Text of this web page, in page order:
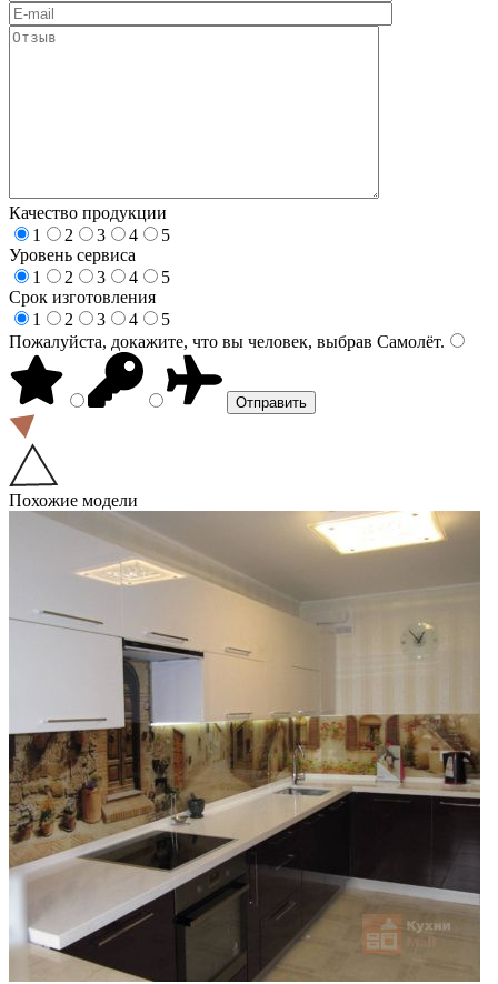
Качество продукции
1
2 3 4
5
Уровень сервиса
1
2 3 4
5
Срок изготовления
1
2 3 4
5
Пожалуйста, докажите, что вы человек, выбрав Самолёт.
Похожие модели